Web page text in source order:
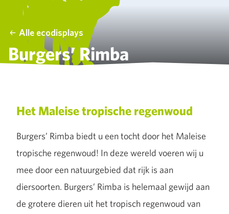
Alle ecodisplays
Burgers’ Rimba
Het Maleise tropische regenwoud
Burgers’ Rimba biedt u een tocht door het Maleise
tropische regenwoud! In deze wereld voeren wij u
mee door een natuurgebied dat rijk is aan
diersoorten. Burgers’ Rimba is helemaal gewijd aan
de grotere dieren uit het tropisch regenwoud van